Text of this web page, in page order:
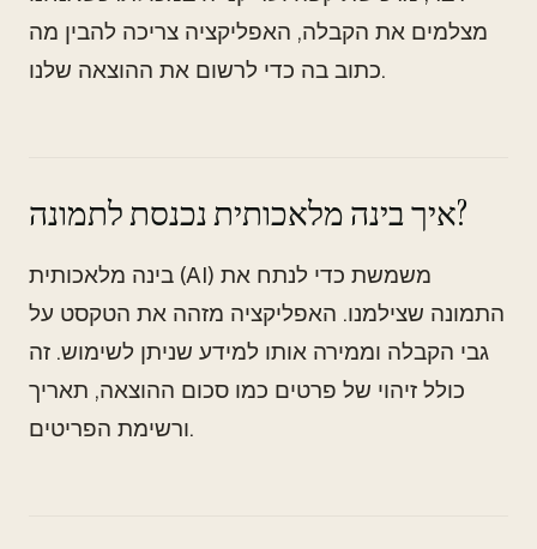
מצלמים את הקבלה, האפליקציה צריכה להבין מה
כתוב בה כדי לרשום את ההוצאה שלנו.
איך בינה מלאכותית נכנסת לתמונה?
בינה מלאכותית (AI) משמשת כדי לנתח את
התמונה שצילמנו. האפליקציה מזהה את הטקסט על
גבי הקבלה וממירה אותו למידע שניתן לשימוש. זה
כולל זיהוי של פרטים כמו סכום ההוצאה, תאריך
ורשימת הפריטים.